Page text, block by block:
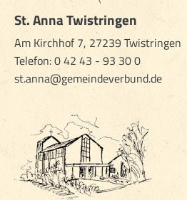
St. Anna Twistringen
Am Kirchhof 7, 27239 Twistringen
Telefon:0 42 43 - 93 30 0
st.anna@gemeindeverbund.de